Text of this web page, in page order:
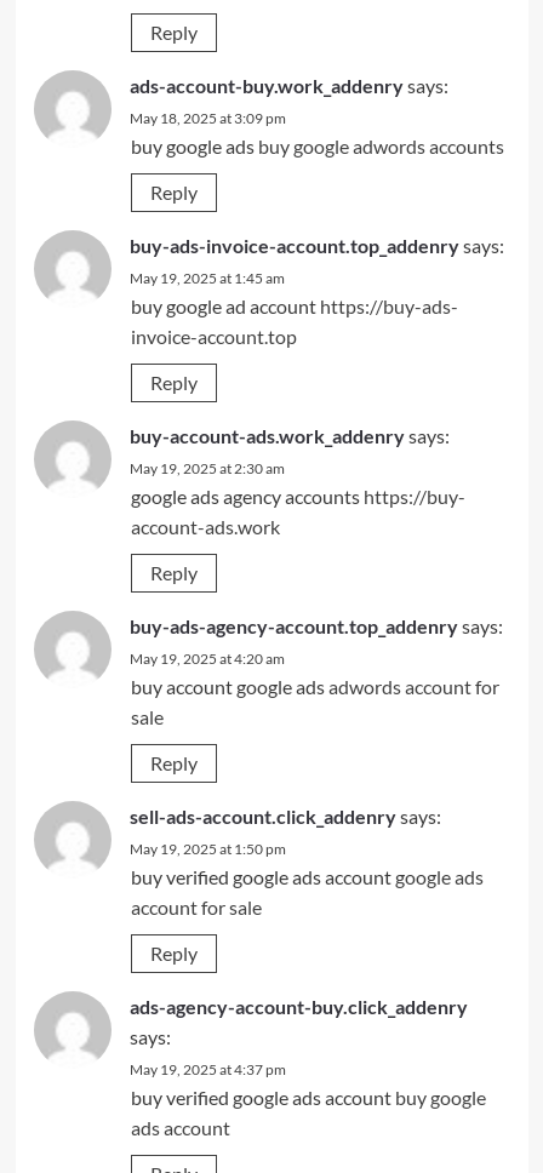
Reply
ads-account-buy.work_addenrysays:
May 18, 2025 at 3:09 pm
buy google ads buy google adwords accounts
Reply
buy-ads-invoice-account.top_addenrysays:
May 19, 2025 at 1:45 am
buy google ad account https://buy-ads-
invoice-account.top
Reply
buy-account-ads.work_addenrysays:
May 19, 2025 at 2:30 am
google ads agency accounts https://buy-
account-ads.work
Reply
buy-ads-agency-account.top_addenrysays:
May 19, 2025 at 4:20 am
buy account google adsadwords account for
sale
Reply
sell-ads-account.click_addenrysays:
May 19, 2025 at 1:50 pm
buy verified google ads accountgoogle ads
account for sale
Reply
ads-agency-account-buy.click_addenry
says:
May 19, 2025 at 4:37 pm
buy verified google ads account buy google
ads account